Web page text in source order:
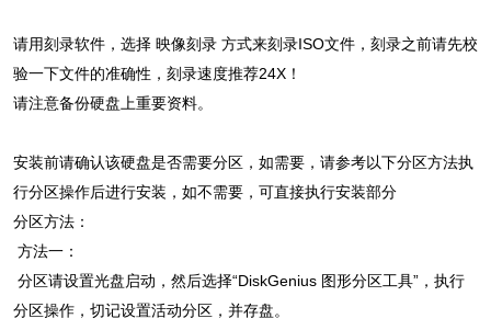
请用刻录软件，选择 映像刻录 方式来刻录ISO文件，刻录之前请先校
验一下文件的准确性，刻录速度推荐24X！
请注意备份硬盘上重要资料。
安装前请确认该硬盘是否需要分区，如需要，请参考以下分区方法执
行分区操作后进行安装，如不需要，可直接执行安装部分
分区方法：
方法一：
分区请设置光盘启动，然后选择“DiskGenius 图形分区工具”，执行
分区操作，切记设置活动分区，并存盘。